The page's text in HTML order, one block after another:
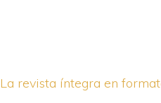
La revista í­ntegra en